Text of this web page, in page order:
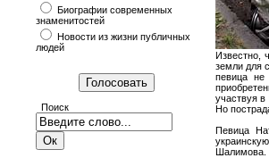
Биографии современных
знаменитостей
Новости из жизни публичных
людей
Поиск
Известно,
земли для
певица не
участвуя
Но
Певица
Шалимова.